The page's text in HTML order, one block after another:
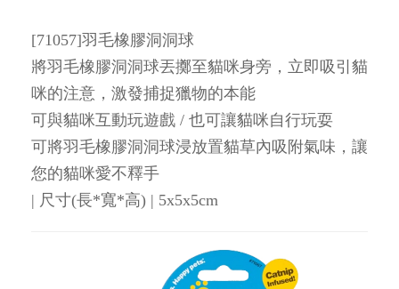
[71057]羽毛橡膠洞洞球
將羽毛橡膠洞洞球丟擲至貓咪身旁，立即吸引貓
咪的注意，激發捕捉獵物的本能
可與貓咪互動玩遊戲 / 也可讓貓咪自行玩耍
可將羽毛橡膠洞洞球浸放置貓草內吸附氣味，讓
您的貓咪愛不釋手
| 尺寸(長*寬*高) | 5x5x5cm